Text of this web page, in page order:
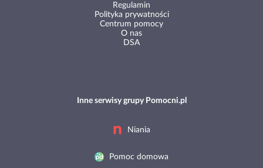
Regulamin
Polityka prywatności
Centrum pomocy
O nas
DSA
Inne serwisy grupy Pomocni.pl
Niania
Pomoc domowa